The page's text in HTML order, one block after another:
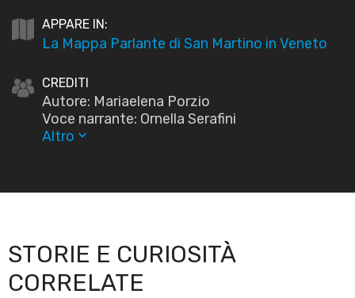
APPARE IN:
La Mappa Parlante di San Martino in Veneto
CREDITI
Autore: Mariaelena Porzio
Voce narrante: Ornella Serafini
Altro keyboard_arrow_down
STORIE E CURIOSITÀ
CORRELATE